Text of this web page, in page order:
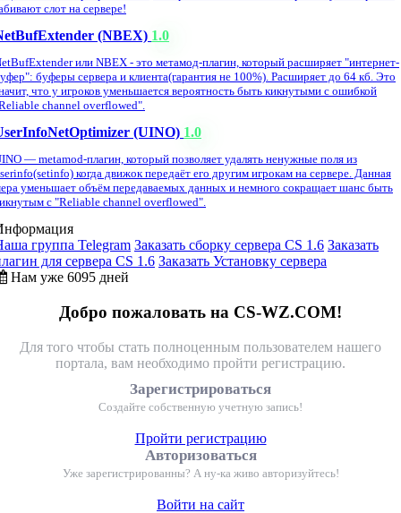
слот на сервере!
(NBEX) 1.0
или NBEX - это метамод-плагин, который расширяет "интернет-
буферы сервера и клиента(гарантия не 100%). Расширяет до 64 кб. Это
что у игроков уменьшается вероятность быть кикнутыми с ошибкой
channel overflowed".
(UINO) 1.0
— metamod-плагин, который позволяет удалять ненужные поля из
когда движок передаёт его другим игрокам на сервере. Данная
уменьшает объём передаваемых данных и немного сокращает шанс быть
с "Reliable channel overflowed".
группа Telegram Заказать сборку сервера CS 1.6 Заказать
для сервера CS 1.6 Заказать Установку сервера
Нам уже 6095 дней
Добро пожаловать на CS-WZ.COM!
Для того чтобы стать полноценным пользователем нашего
портала, вам необходимо пройти регистрацию.
Зарегистрироваться
Создайте собственную учетную запись!
Пройти регистрацию
Авторизоваться
Уже зарегистрированны? А ну-ка живо авторизуйтесь!
Войти на сайт